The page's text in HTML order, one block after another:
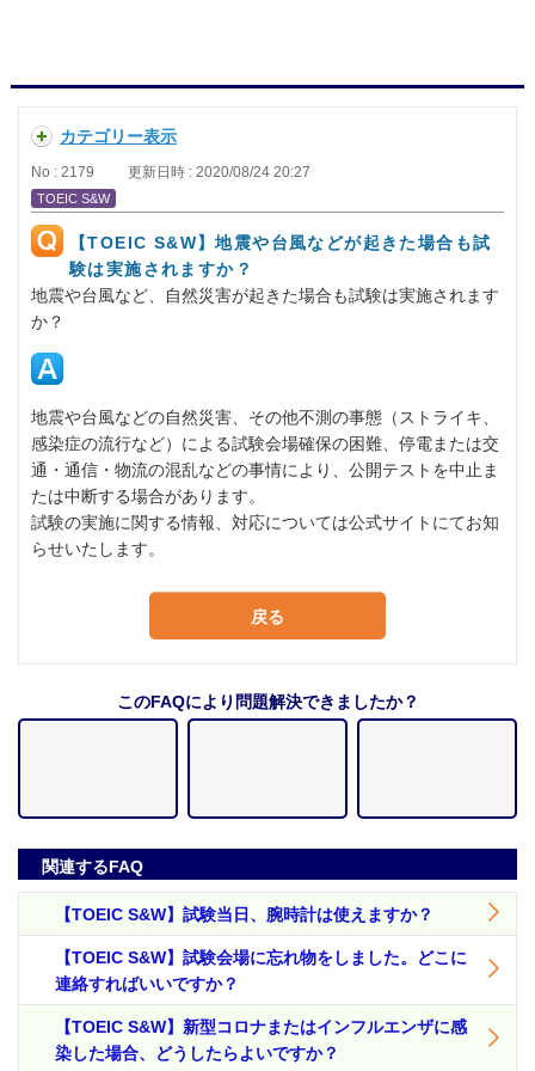
カテゴリー表示
No : 2179 更新日時 : 2020/08/24 20:27
TOEIC S&W
【TOEIC S&W】地震や台風などが起きた場合も試
験は実施されますか？
地震や台風など、自然災害が起きた場合も試験は実施されます
か？
地震や台風などの自然災害、その他不測の事態（ストライキ、
感染症の流行など）による試験会場確保の困難、停電または交
通・通信・物流の混乱などの事情により、公開テストを中止ま
たは中断する場合があります。
試験の実施に関する情報、対応については公式サイトにてお知
らせいたします。
戻る
このFAQにより問題解決できましたか？
関連するFAQ
【TOEIC S&W】試験当日、腕時計は使えますか？
【TOEIC S&W】試験会場に忘れ物をしました。どこに
連絡すればいいですか？
【TOEIC S&W】新型コロナまたはインフルエンザに感
染した場合、どうしたらよいですか？